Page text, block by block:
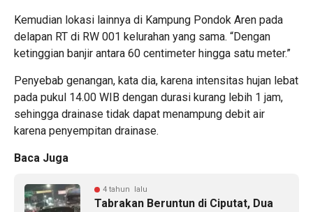
Kemudian lokasi lainnya di Kampung Pondok Aren pada
delapan RT di RW 001 kelurahan yang sama. “Dengan
ketinggian banjir antara 60 centimeter hingga satu meter.”
Penyebab genangan, kata dia, karena intensitas hujan lebat
pada pukul 14.00 WIB dengan durasi kurang lebih 1 jam,
sehingga drainase tidak dapat menampung debit air
karena penyempitan drainase.
Baca Juga
4 tahun lalu
Tabrakan Beruntun di Ciputat, Dua